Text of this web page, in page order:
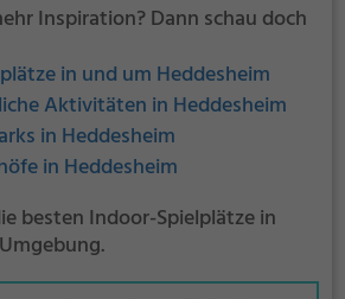
Inspiration? Dann schau doch
in und um Heddesheim
Aktivitäten in Heddesheim
in Heddesheim
in Heddesheim
besten Indoor-Spielplätze in